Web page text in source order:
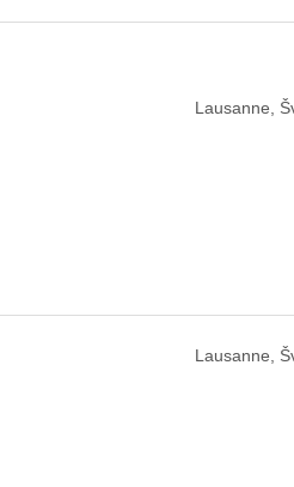
Lausanne,
Lausanne,